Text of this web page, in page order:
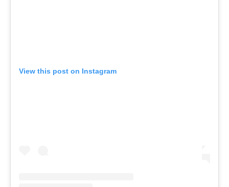
View this post on Instagram